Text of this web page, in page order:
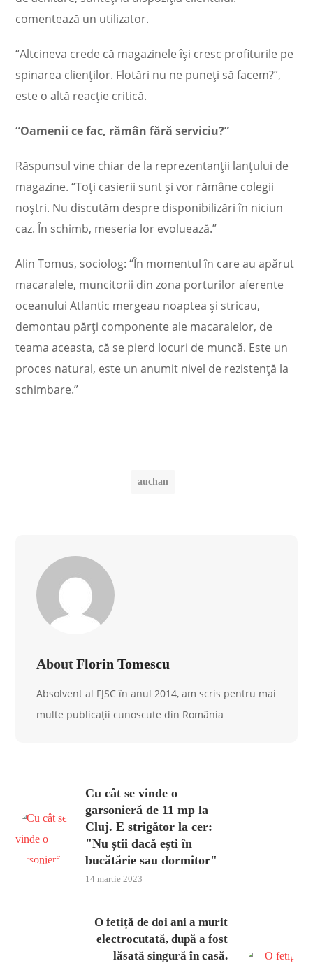
comentează un utilizator.
“Altcineva crede că magazinele îşi cresc profiturile pe
spinarea clienţilor. Flotări nu ne puneți să facem?”,
este o altă reacţie critică.
“Oamenii ce fac, rămân fără serviciu?”
Răspunsul vine chiar de la reprezentanţii lanţului de
magazine. “Toţi casierii sunt şi vor rămâne colegii
noştri. Nu discutăm despre disponibilizări în niciun
caz. În schimb, meseria lor evoluează.”
Alin Tomus, sociolog: “În momentul în care au apărut
macaralele, muncitorii din zona porturilor aferente
oceanului Atlantic mergeau noaptea şi stricau,
demontau părţi componente ale macaralelor, de
teama aceasta, că se pierd locuri de muncă. Este un
proces natural, este un anumit nivel de rezistenţă la
schimbare.”
auchan
About Florin Tomescu
Absolvent al FJSC în anul 2014, am scris pentru mai
multe publicații cunoscute din România
Cu cât se vinde o
garsonieră de 11 mp la
Cluj. E strigător la cer:
"Nu știi dacă ești în
bucătărie sau dormitor"
14 martie 2023
O fetiță de doi ani a murit
electrocutată, după a fost
lăsată singură în casă.